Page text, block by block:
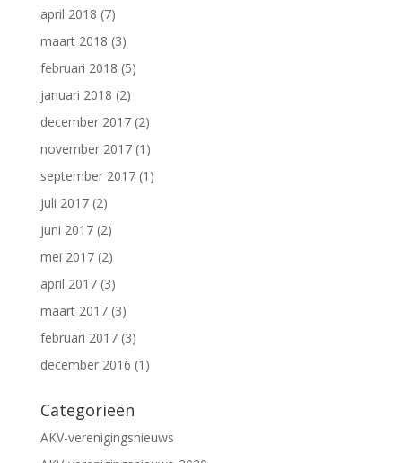
april 2018 (7)
maart 2018 (3)
februari 2018 (5)
januari 2018 (2)
december 2017(2)
november 2017(1)
september 2017(1)
juli 2017(2)
juni 2017(2)
mei 2017(2)
april 2017(3)
maart 2017(3)
februari 2017(3)
december 2016 (1)
Categorieën
AKV-verenigingsnieuws